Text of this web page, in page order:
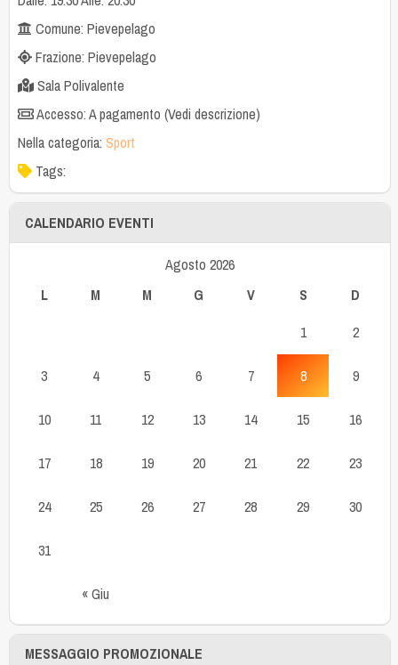
Comune: Pievepelago
Frazione: Pievepelago
Sala Polivalente
Accesso: A pagamento (Vedi descrizione)
Nella categoria: Sport
Tags:
CALENDARIO EVENTI
Agosto 2026
L
M M G V S D
« Giu
1 2
3 4 5 6 7 8 9
10 11 12 13 14 15 16
17 18 19 20 21 22 23
24 25 26 27 28 29 30
31
MESSAGGIO PROMOZIONALE